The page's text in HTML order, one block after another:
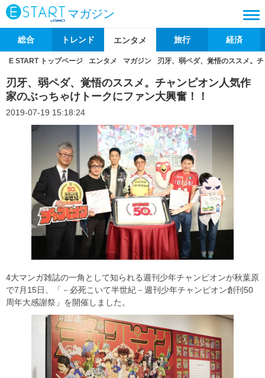
マガジン
総合 トレンド エンタメ 旅行 経済
E START トップページ エンタメ マガジン 刃牙、弱ペダ、覚悟のススメ。
刃牙、弱ペダ、覚悟のススメ。チャンピオン人気作
家のぶっちゃけトークにファン大興奮！！
2019-07-19 15:18:24
4大マンガ雑誌の一角として知られる週刊少年チャンピオンが秋葉原
で7月15日、「－必死こいて半世紀－週刊少年チャンピオン創刊50
周年大感謝祭」を開催しました。